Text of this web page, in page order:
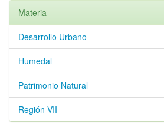
Materia
Desarrollo Urbano
Humedal
Patrimonio Natural
Región VII